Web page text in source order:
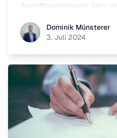
Angriffserkennung. Hier
System optimal
Dominik Münsterer
Dominik Münsterer
3. Juli 2024